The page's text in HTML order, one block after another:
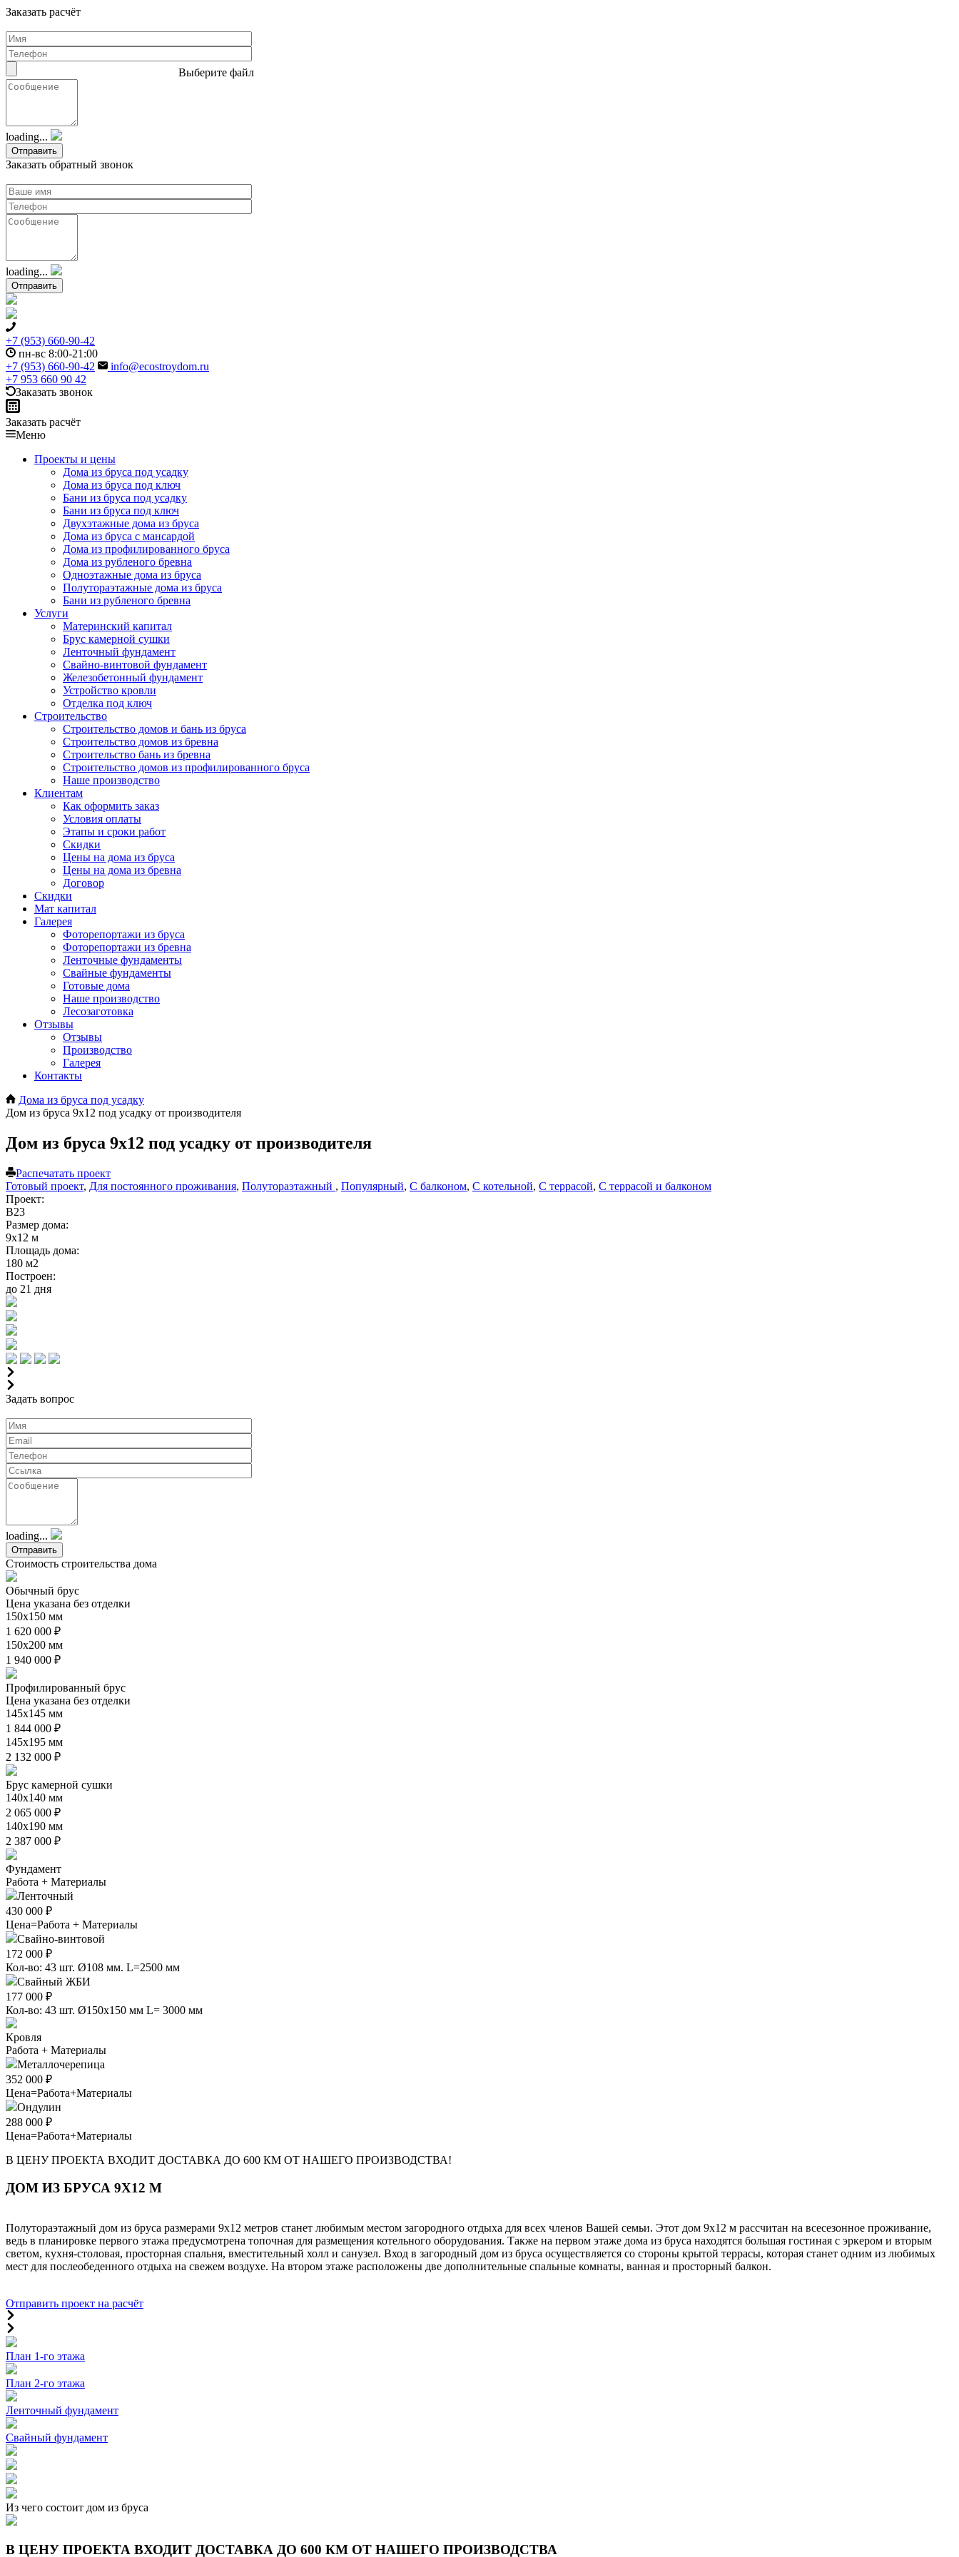
Заказать расчёт
Выберите файл
loading...
Заказать обратный звонок
loading...
+7 (953) 660-90-42
пн-вс 8:00-21:00
+7 (953) 660-90-42
info@ecostroydom.ru
+7 953 660 90 42
Заказать звонок
Заказать расчёт
Меню
Проекты и цены
Дома из бруса под усадку
Дома из бруса под ключ
Бани из бруса под усадку
Бани из бруса под ключ
Двухэтажные дома из бруса
Дома из бруса с мансардой
Дома из профилированного бруса
Дома из рубленого бревна
Одноэтажные дома из бруса
Полутораэтажные дома из бруса
Бани из рубленого бревна
Услуги
Материнский капитал
Брус камерной сушки
Ленточный фундамент
Свайно-винтовой фундамент
Железобетонный фундамент
Устройство кровли
Отделка под ключ
Строительство
Строительство домов и бань из бруса
Строительство домов из бревна
Строительство бань из бревна
Строительство домов из профилированного бруса
Наше производство
Клиентам
Как оформить заказ
Условия оплаты
Этапы и сроки работ
Скидки
Цены на дома из бруса
Цены на дома из бревна
Договор
Скидки
Мат капитал
Галерея
Фоторепортажи из бруса
Фоторепортажи из бревна
Ленточные фундаменты
Свайные фундаменты
Готовые дома
Наше производство
Лесозаготовка
Отзывы
Отзывы
Производство
Галерея
Контакты
Дома из бруса под усадку
Дом из бруса 9х12 под усадку от производителя
Дом из бруса 9х12 под усадку от производителя
Распечатать проект
Готовый проект, Для постоянного проживания, Полутораэтажный , Популярный, С балконом, С котельной, С террасой, С террасой и балконом
Проект:
В23
Размер дома:
9х12 м
Площадь дома:
180 м2
Построен:
до 21 дня
Задать вопрос
loading...
Стоимость строительства дома
Обычный брус
Цена указана без отделки
150х150 мм
1 620 000 ₽
150х200 мм
1 940 000 ₽
Профилированный брус
Цена указана без отделки
145х145 мм
1 844 000 ₽
145х195 мм
2 132 000 ₽
Брус камерной сушки
140х140 мм
2 065 000 ₽
140х190 мм
2 387 000 ₽
Фундамент
Работа + Материалы
Ленточный
430 000 ₽
Цена=Работа + Материалы
Свайно-винтовой
172 000 ₽
Кол-во: 43 шт. Ø108 мм. L=2500 мм
Свайный ЖБИ
177 000 ₽
Кол-во: 43 шт. Ø150х150 мм L= 3000 мм
Кровля
Работа + Материалы
Металлочерепица
352 000 ₽
Цена=Работа+Материалы
Ондулин
288 000 ₽
Цена=Работа+Материалы
В ЦЕНУ ПРОЕКТА ВХОДИТ ДОСТАВКА ДО 600 КМ ОТ НАШЕГО ПРОИЗВОДСТВА!
ДОМ ИЗ БРУСА 9Х12 М
Полутораэтажный дом из бруса размерами 9х12 метров станет любимым местом загородного отдыха для всех членов Вашей семьи. Этот дом 9х12 м рассчитан на всесезонное проживание,
ведь в планировке первого этажа предусмотрена топочная для размещения котельного оборудования. Также на первом этаже дома из бруса находятся большая гостиная с эркером и вторым
светом, кухня-столовая, просторная спальня, вместительный холл и санузел. Вход в загородный дом из бруса осуществляется со стороны крытой террасы, которая станет одним из любимых
мест для послеобеденного отдыха на свежем воздухе. На втором этаже расположены две дополнительные спальные комнаты, ванная и просторный балкон.
Отправить проект на расчёт
План 1-го этажа
План 2-го этажа
Ленточный фундамент
Свайный фундамент
Из чего состоит дом из бруса
В ЦЕНУ ПРОЕКТА ВХОДИТ ДОСТАВКА ДО 600 КМ ОТ НАШЕГО ПРОИЗВОДСТВА